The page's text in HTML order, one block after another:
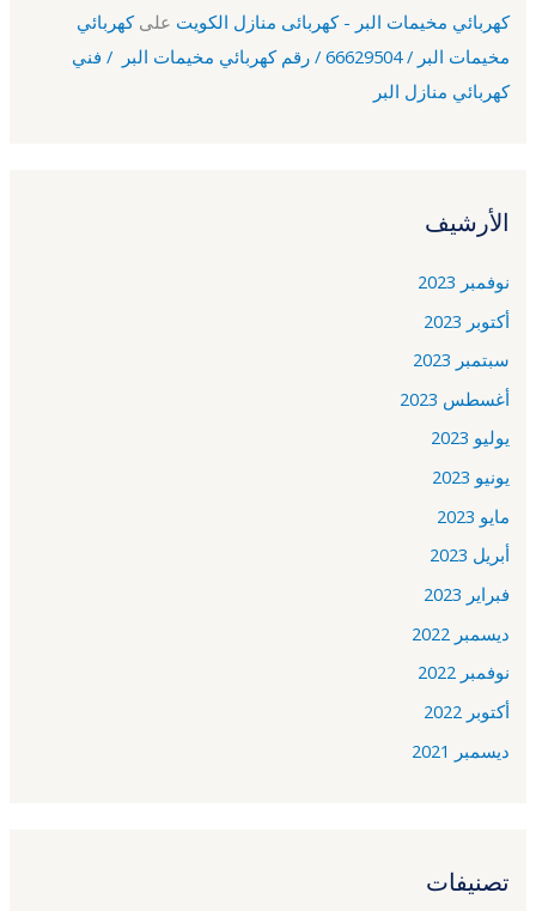
كهربائي مخيمات البر - كهربائى منازل الكويت علىكهربائي
مخيمات البر / 66629504 / رقم كهربائي مخيمات البر / فني
كهربائي منازل البر
الأرشيف
نوفمبر 2023
أكتوبر 2023
سبتمبر 2023
أغسطس 2023
يوليو 2023
يونيو 2023
مايو 2023
أبريل 2023
فبراير 2023
ديسمبر 2022
نوفمبر 2022
أكتوبر 2022
ديسمبر 2021
تصنيفات